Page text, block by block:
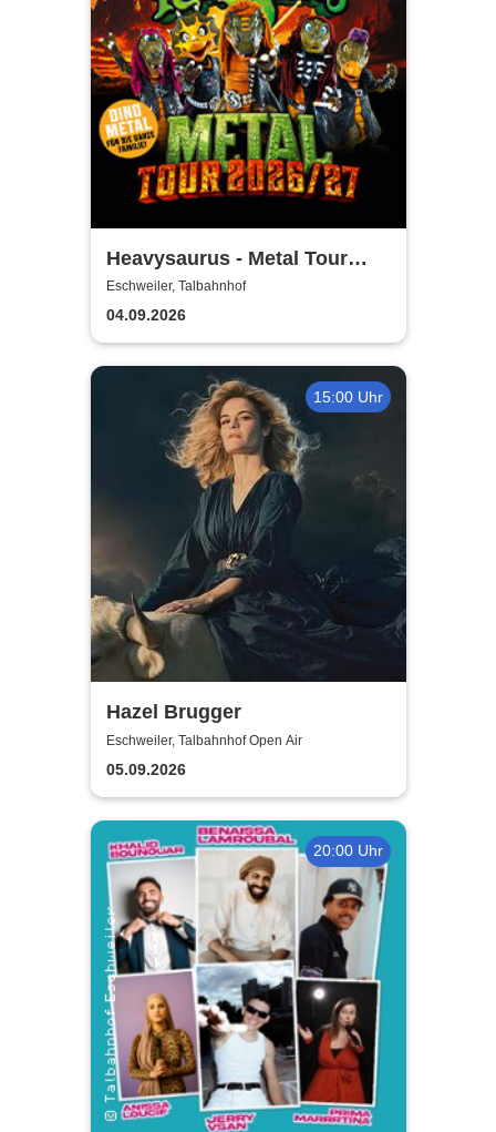
Heavysaurus - Metal Tour
2026/27
Eschweiler, Talbahnhof
04.09.2026
15:00 Uhr
Hazel Brugger
Eschweiler, Talbahnhof Open Air
05.09.2026
20:00 Uhr